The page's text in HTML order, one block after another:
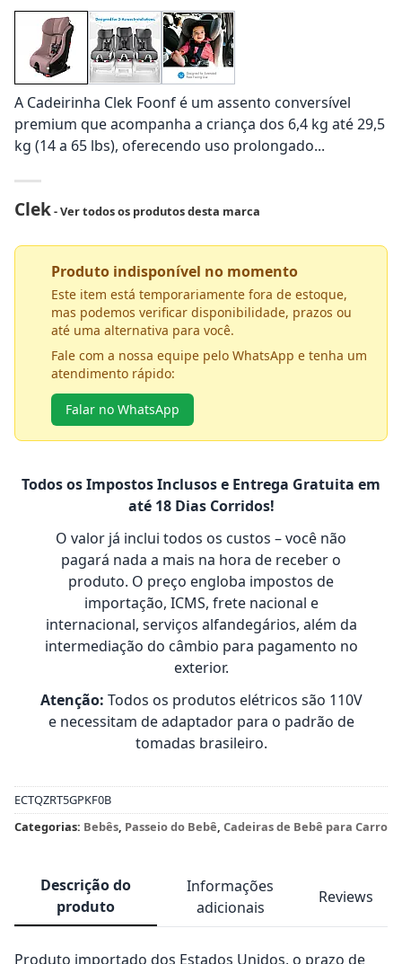
A Cadeirinha Clek Foonf é um assento conversível
premium que acompanha a criança dos 6,4 kg até 29,5
kg (14 a 65 lbs), oferecendo uso prolongado...
Clek- Ver todos os produtos desta marca
Produto indisponível no momento
Este item está temporariamente fora de estoque,
mas podemos verificar disponibilidade, prazos ou
até uma alternativa para você.
Fale com a nossa equipe pelo WhatsApp e tenha um
atendimento rápido:
Falar no WhatsApp
Todos os Impostos Inclusos e Entrega Gratuita em
até 18 Dias Corridos!
O valor já inclui todos os custos – você não
pagará nada a mais na hora de receber o
produto. O preço engloba impostos de
importação, ICMS, frete nacional e
internacional, serviços alfandegários, além da
intermediação do câmbio para pagamento no
exterior.
Atenção: Todos os produtos elétricos são 110V
e necessitam de adaptador para o padrão de
tomadas brasileiro.
ECTQZRT5GPKF0B
Categorias: Bebês, Passeio do Bebê, Cadeiras de Bebê para Carro
Descrição do
produto
Informações
adicionais
Reviews
Produto importado dos Estados Unidos, o prazo de